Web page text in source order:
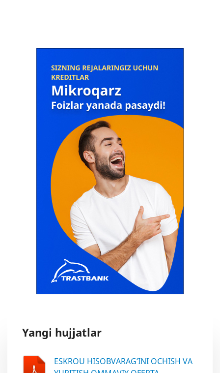
Yangi hujjatlar
ESKROU HISOBVARAG‘INI OCHISH VA